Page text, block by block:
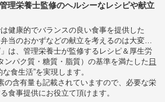
理栄養士監修のヘルシーなレシピや献立
健康的でバランスの良い食事を提供した
当のおかずなどの献立を考えるのは大変…
は、管理栄養士が監修するレシピ＆厚生労
ンパク質・糖質・脂質）の基準を満たした 日
食生活”を実現します。
の含有量も記載されていますので、必要な栄
食事提供にお役立て頂けます。